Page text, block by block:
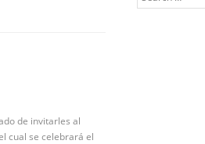
de invitarles al
cual se celebrará el